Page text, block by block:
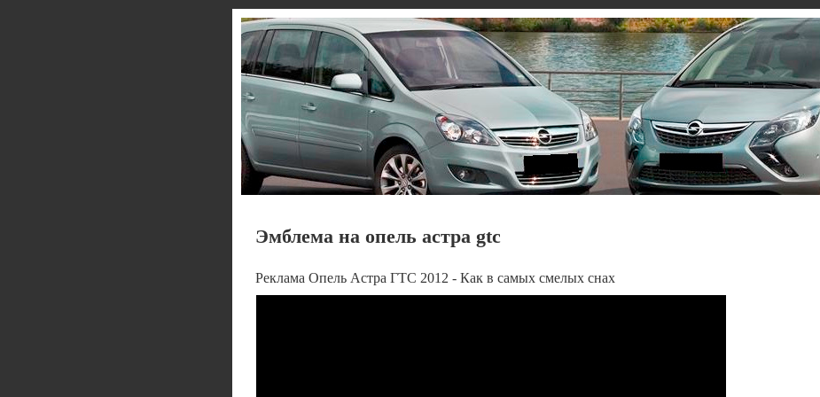
Эмблема на опель астра gtc
Реклама Опель Астра ГТС 2012 - Как в самых смелых снах